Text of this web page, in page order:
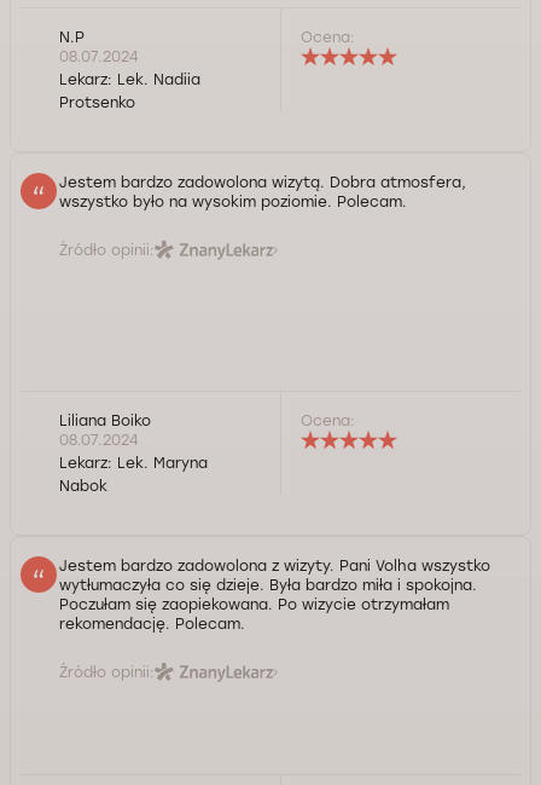
N.P
08.07.2024
Lekarz: Lek. Nadiia
Protsenko
Ocena:
Jestem bardzo zadowolona wizytą. Dobra atmosfera,
wszystko było na wysokim poziomie. Polecam.
Źródło opinii:
Liliana Boiko
08.07.2024
Lekarz: Lek. Maryna
Nabok
Ocena:
Jestem bardzo zadowolona z wizyty. Pani Volha wszystko
wytłumaczyła co się dzieje. Była bardzo miła i spokojna.
Poczułam się zaopiekowana. Po wizycie otrzymałam
rekomendację. Polecam.
Źródło opinii: